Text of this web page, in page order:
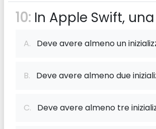
10: In Apple Swift,
A. Deve avere almeno un
B. Deve avere almeno due
C. Deve avere almeno tre